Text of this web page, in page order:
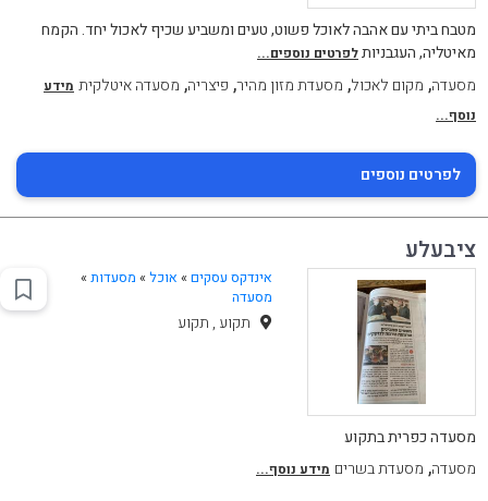
מטבח ביתי עם אהבה לאוכל פשוט, טעים ומשביע שכיף לאכול יחד. הקמח
מאיטליה, העגבניותלפרטים נוספים...
מסעדה, מקום לאכול, מסעדת מזון מהיר, פיצריה, מסעדה איטלקית מידע
נוסף...
לפרטים נוספים
ציבעלע
אינדקס עסקים » אוכל» מסעדות»
מסעדה
תקוע , תקוע
מסעדה כפרית בתקוע
מסעדה, מסעדת בשרים מידע נוסף...